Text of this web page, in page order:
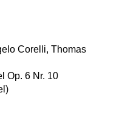
Corelli, Thomas
Op. 6 Nr. 10